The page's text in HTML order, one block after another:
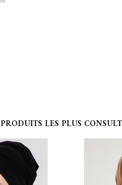
PRODUITS LES PLUS